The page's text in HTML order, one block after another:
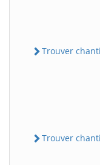
Trouver
Trouver